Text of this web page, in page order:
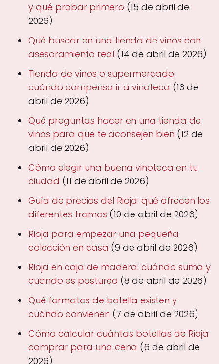
y qué probar primero (15 de abril de
2026)
Qué buscar en una tienda de vinos con
asesoramiento real (14 de abril de 2026)
Tienda de vinos o supermercado:
cuándo compensa ir a vinoteca (13 de
abril de 2026)
Qué preguntas hacer en una tienda de
vinos para que te aconsejen bien (12 de
abril de 2026)
Cómo elegir una buena vinoteca en tu
ciudad (11 de abril de 2026)
Guía de precios del Rioja: qué ofrecen los
diferentes tramos (10 de abril de 2026)
Rioja para empezar una pequeña
colección en casa (9 de abril de 2026)
Rioja en caja de madera: cuándo suma y
cuándo es postureo (8 de abril de 2026)
Qué formatos de botella existen y
cuándo convienen (7 de abril de 2026)
Cómo calcular cuántas botellas de Rioja
comprar para una cena (6 de abril de
2026)